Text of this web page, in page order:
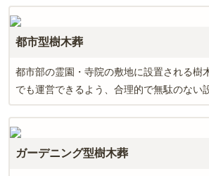
都市型樹木葬
都市部の霊園・寺院の敷地に設置される樹
でも運営できるよう、合理的で無駄のない
ガーデニング型樹木葬